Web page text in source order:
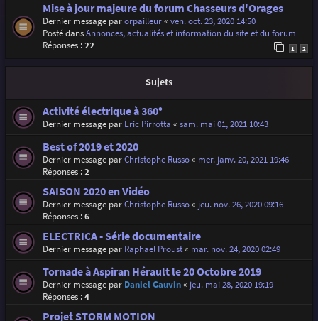
Mise à jour majeure du forum Chasseurs d'Orages
Dernier message parorpailleur« ven. oct. 23, 2020 14:50
Posté dansAnnonces, actualités et information du site et du forum
Réponses :22 1 2
Sujets
Activité électrique à 360°
Dernier message par Eric Pirrotta « sam. mai 01, 2021 10:43
Best of 2019 et 2020
Dernier message parChristophe Russo« mer. janv. 20, 2021 19:46
Réponses :2
SAISON 2020 en Vidéo
Dernier message parChristophe Russo« jeu. nov. 26, 2020 09:16
Réponses :6
ELECTRICA - Série documentaire
Dernier message par Raphaël Proust« mar. nov. 24, 2020 02:49
Tornade à Aspiran Hérault le 20 Octobre 2019
Dernier message par Daniel Gauvin« jeu. mai 28, 2020 19:19
Réponses :4
Projet STORM MOTION